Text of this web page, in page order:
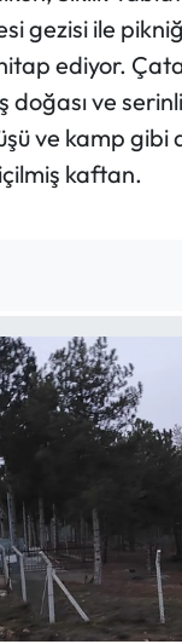
gezisi ile
ediyor.
doğası ve
ve kamp gibi
kaftan.